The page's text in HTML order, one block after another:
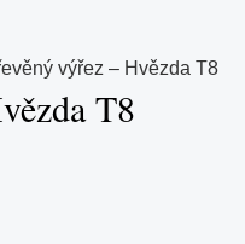
výřez – Hvězda T8
T8